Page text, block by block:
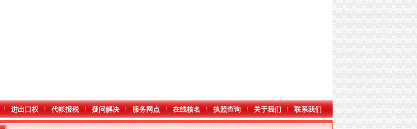
进出口权 代帐报税 疑问解决 服务网点 在线核名 执照查询 关于我们 联系我们